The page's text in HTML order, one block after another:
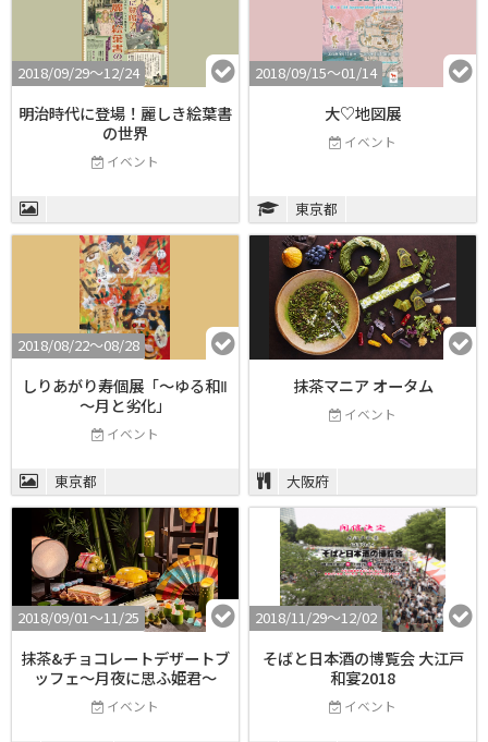
2018/09/29〜12/24
明治時代に登場！麗しき絵葉書
の世界
イベント
2018/09/15〜01/14
大♡地図展
イベント
東京都
2018/08/22〜08/28
しりあがり寿個展「～ゆる和Ⅱ
～月と劣化」
イベント
東京都
抹茶マニア オータム
イベント
大阪府
2018/09/01〜11/25
抹茶&チョコレートデザートブ
ッフェ～月夜に思ふ姫君～
イベント
2018/11/29〜12/02
そばと日本酒の博覧会 大江戸
和宴2018
イベント